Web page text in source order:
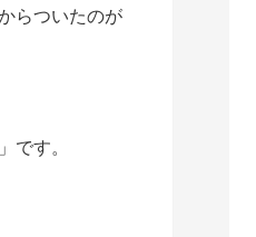
らついたのが
す。